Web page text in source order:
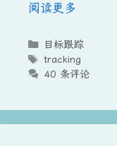
阅读更多
分
类
目标跟踪
标
签
tracking
40 条评论